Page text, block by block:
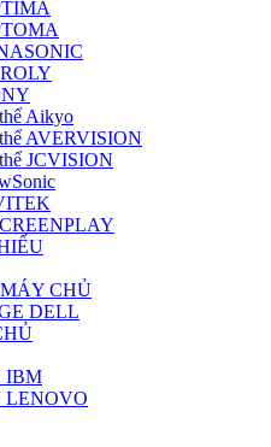
Aikyo
AVERVISION
JCVISION
CHỦ
DELL
IBM
LENOVO